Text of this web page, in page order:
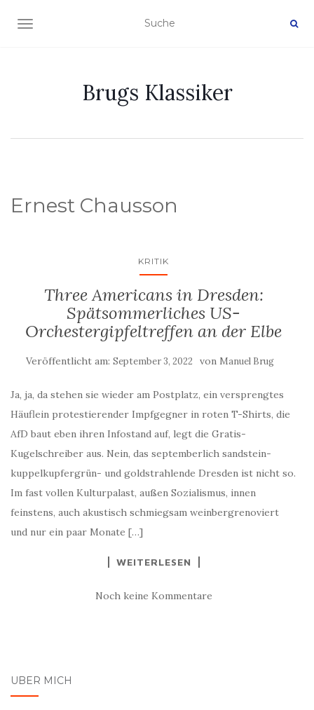
NAVIGATION EIN-/AUSSCHALTEN
Brugs Klassiker
Ernest Chausson
KRITIK
Three Americans in Dresden:
Spätsommerliches US-
Orchestergipfeltreffen an der Elbe
Veröffentlicht am: September 3, 2022 von Manuel Brug
Ja, ja, da stehen sie wieder am Postplatz, ein versprengtes
Häuflein protestierender Impfgegner in roten T-Shirts, die
AfD baut eben ihren Infostand auf, legt die Gratis-
Kugelschreiber aus. Nein, das septemberlich sandstein-
kuppelkupfergrün- und goldstrahlende Dresden ist nicht so.
Im fast vollen Kulturpalast, außen Sozialismus, innen
feinstens, auch akustisch schmiegsam weinbergrenoviert
und nur ein paar Monate […]
WEITERLESEN
Noch keine Kommentare
ÜBER MICH